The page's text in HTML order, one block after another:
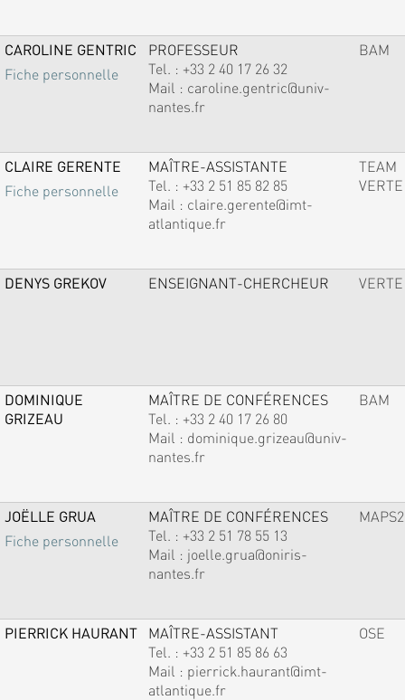
CAROLINE GENTRIC
Fiche personnelle
PROFESSEUR
Tel. : +33 2 40 17 26 32
Mail : caroline.gentric@univ-
nantes.fr
BAM
CLAIRE GERENTE
Fiche personnelle
MAÎTRE-ASSISTANTE
Tel. : +33 2 51 85 82 85
Mail : claire.gerente@imt-
atlantique.fr
TEAM
VERTE
DENYS GREKOV ENSEIGNANT-CHERCHEUR VERTE
DOMINIQUE
GRIZEAU
MAÎTRE DE CONFÉRENCES
Tel. : +33 2 40 17 26 80
Mail : dominique.grizeau@univ-
nantes.fr
BAM
JOËLLE GRUA
Fiche personnelle
MAÎTRE DE CONFÉRENCES
Tel. : +33 2 51 78 55 13
Mail : joelle.grua@oniris-
nantes.fr
MAPS2
PIERRICK HAURANT
MAÎTRE-ASSISTANT
Tel. : +33 2 51 85 86 63
Mail : pierrick.haurant@imt-
atlantique.fr
OSE